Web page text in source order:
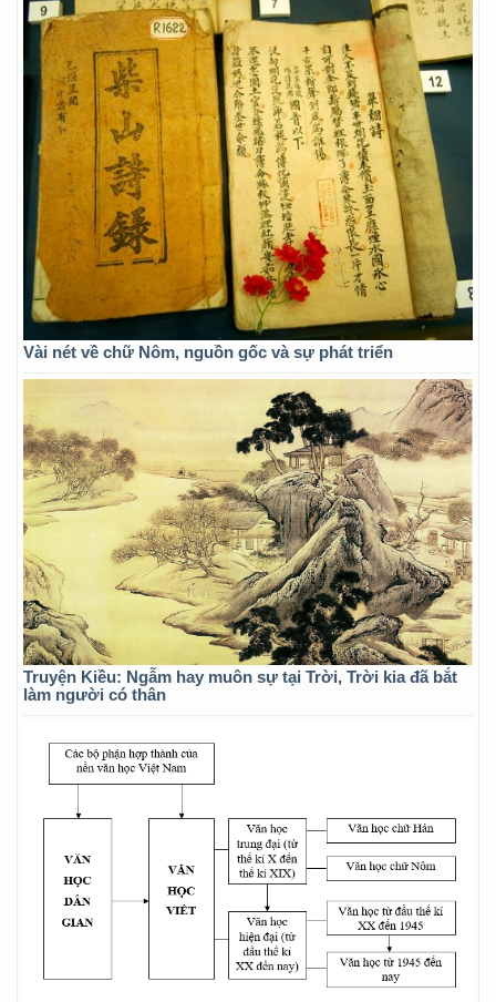
Vài nét về chữ Nôm, nguồn gốc và sự phát triển
Truyện Kiều: Ngẫm hay muôn sự tại Trời, Trời kia đã bắt
làm người có thân